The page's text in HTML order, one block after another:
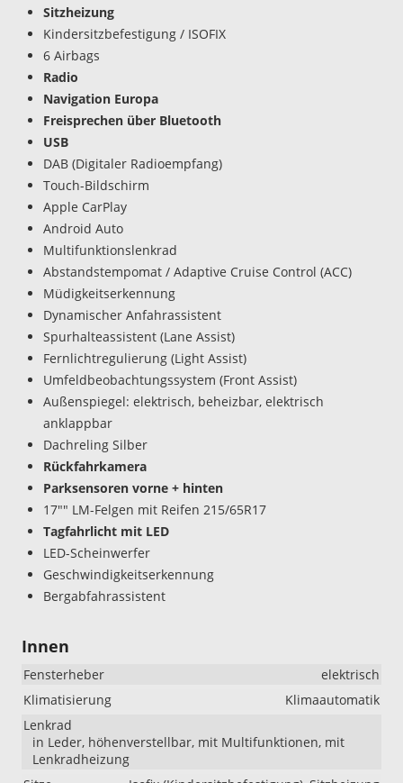
Sitzheizung
Kindersitzbefestigung / ISOFIX
6 Airbags
Radio
Navigation Europa
Freisprechen über Bluetooth
USB
DAB (Digitaler Radioempfang)
Touch-Bildschirm
Apple CarPlay
Android Auto
Multifunktionslenkrad
Abstandstempomat / Adaptive Cruise Control (ACC)
Müdigkeitserkennung
Dynamischer Anfahrassistent
Spurhalteassistent (Lane Assist)
Fernlichtregulierung (Light Assist)
Umfeldbeobachtungssystem (Front Assist)
Außenspiegel: elektrisch, beheizbar, elektrisch
anklappbar
Dachreling Silber
Rückfahrkamera
Parksensoren vorne + hinten
17"" LM-Felgen mit Reifen 215/65R17
Tagfahrlicht mit LED
LED-Scheinwerfer
Geschwindigkeitserkennung
Bergabfahrassistent
Innen
Fensterheber
elektrisch
Klimatisierung
Klimaautomatik
Lenkrad
in Leder, höhenverstellbar, mit Multifunktionen, mit
Lenkradheizung